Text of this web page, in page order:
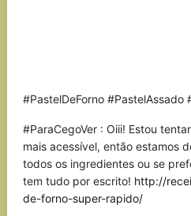
#PastelDeForno #PastelAssado
#ParaCegoVer : Oiii! Estou
mais acessível, então estamos
todos os ingredientes ou se
tem tudo por escrito! http://
de-forno-super-rapido/